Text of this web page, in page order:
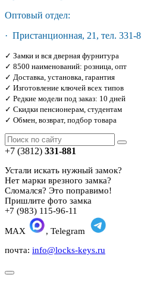
Оптовый отдел:
· Пристанционная, 21, тел. 331-
✓ Замки и вся дверная фурнитура
✓ 8500 наименований: розница, опт
✓ Доставка, установка, гарантия
✓ Изготовление ключей всех типов
✓ Редкие модели под заказ: 10 дней
✓ Скидки пенсионерам, студентам
✓ Обмен, возврат, подбор товара
+7 (3812) 331-881
Устали искать нужный замок?
Нет марки врезного замка?
Сломался? Это поправимо!
Пришлите фото замка
+7 (983) 115-96-11
MAX
, Telegram
почта: info@locks-keys.ru